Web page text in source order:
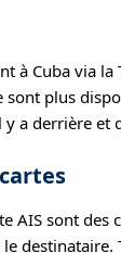
à Cuba via
sont plus
a derrière et
AIS sont
destinataire.